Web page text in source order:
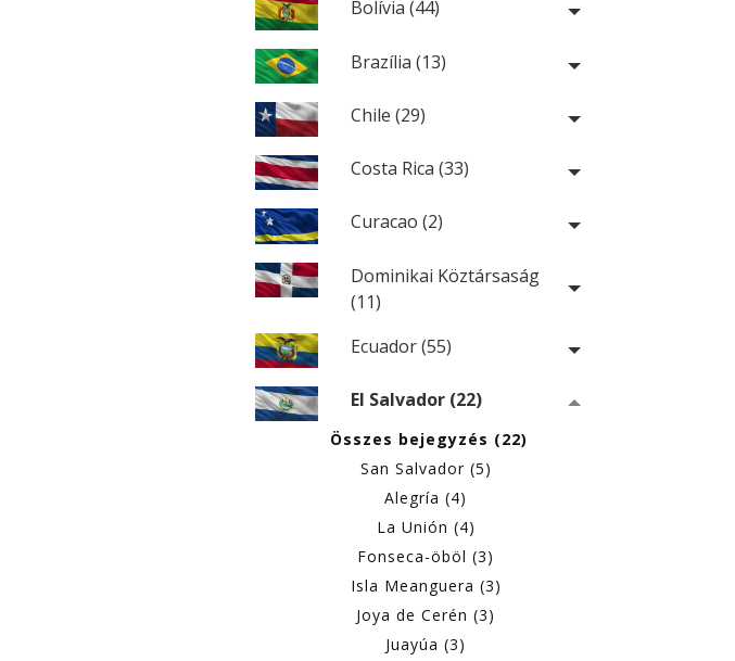
Bolívia (44)
Brazília (13)
Chile (29)
Costa Rica (33)
Curacao (2)
Dominikai Köztársaság
(11)
Ecuador (55)
El Salvador (22)
Összes bejegyzés (22)
San Salvador (5)
Alegría (4)
La Unión (4)
Fonseca-öböl (3)
Isla Meanguera (3)
Joya de Cerén (3)
Juayúa (3)